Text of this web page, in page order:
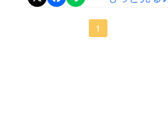
す。至らないところはある
いたしました！！長期入院
や療養をしている子ども達
1